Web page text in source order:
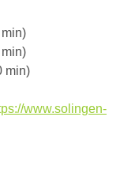
min)
www.solingen-